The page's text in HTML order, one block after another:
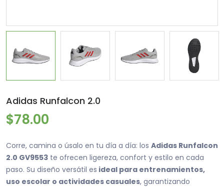
Adidas Runfalcon 2.0
$78.00
Corre, camina o úsalo en tu día a día: los Adidas Runfalcon
2.0 GV9553 te ofrecen ligereza, confort y estilo en cada
paso. Su diseño versátil es ideal para entrenamientos,
uso escolar o actividades casuales, garantizando